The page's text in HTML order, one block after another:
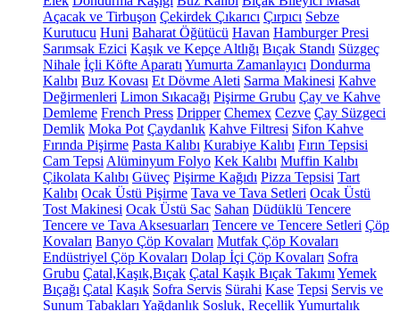
Açacak ve Tirbuşon Çekirdek Çıkarıcı Çırpıcı Sebze
Kurutucu Huni Baharat Öğütücü Havan Hamburger Presi
Sarımsak Ezici Kaşık ve Kepçe Altlığı Bıçak Standı Süzgeç
Nihale İçli Köfte Aparatı Yumurta Zamanlayıcı Dondurma
Kalıbı Buz Kovası Et Dövme Aleti Sarma Makinesi Kahve
Değirmenleri Limon Sıkacağı Pişirme Grubu Çay ve Kahve
Demleme French Press Dripper Chemex Cezve Çay Süzgeci
Demlik Moka Pot Çaydanlık Kahve Filtresi Sifon Kahve
Fırında Pişirme Pasta Kalıbı Kurabiye Kalıbı Fırın Tepsisi
Cam Tepsi Alüminyum Folyo Kek Kalıbı Muffin Kalıbı
Çikolata Kalıbı Güveç Pişirme Kağıdı Pizza Tepsisi Tart
Kalıbı Ocak Üstü Pişirme Tava ve Tava Setleri Ocak Üstü
Tost Makinesi Ocak Üstü Sac Sahan Düdüklü Tencere
Tencere ve Tava Aksesuarları Tencere ve Tencere Setleri Çöp
Kovaları Banyo Çöp Kovaları Mutfak Çöp Kovaları
Endüstriyel Çöp Kovaları Dolap İçi Çöp Kovaları Sofra
Grubu Çatal,Kaşık,Bıçak Çatal Kaşık Bıçak Takımı Yemek
Bıçağı Çatal Kaşık Sofra Servis Sürahi Kase Tepsi Servis ve
Sunum Tabakları Yağdanlık Sosluk, ReçellikYumurtalık